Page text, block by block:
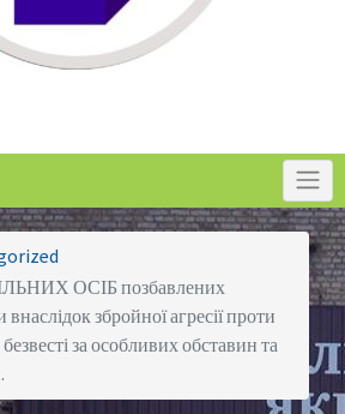
ОСІБ позбавлених
збройної агресії проти
за особливих обставин та